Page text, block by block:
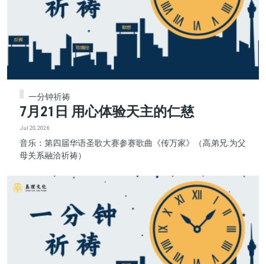
一分钟祈祷
7月21日 用心体验天主的仁慈
Jul 20, 2026
音乐：第四届华语圣歌大赛参赛歌曲《传万家》（高弟兄:为父
母关系融洽祈祷）